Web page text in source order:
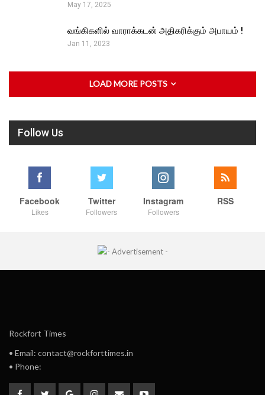
May 17, 2025
வங்கிகளில் வாராக்கடன் அதிகரிக்கும் அபாயம் !
Jan 11, 2023
LOAD MORE POSTS
Follow Us
Facebook
Likes
Twitter
Followers
Instagram
Followers
RSS
Rockfort Times
• Email: contact@rockforttimes.in
• Phone: